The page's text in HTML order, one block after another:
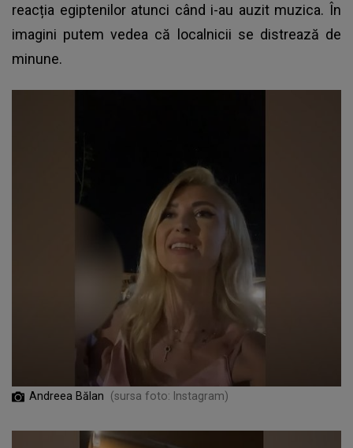
reacția egiptenilor atunci când i-au auzit muzica. În
imagini putem vedea că localnicii se distrează de
minune.
Andreea Bălan (sursa foto: Instagram)